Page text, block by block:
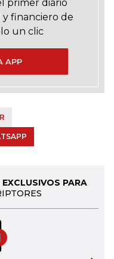
primer diario
y financiero de
un clic
APP
PARA